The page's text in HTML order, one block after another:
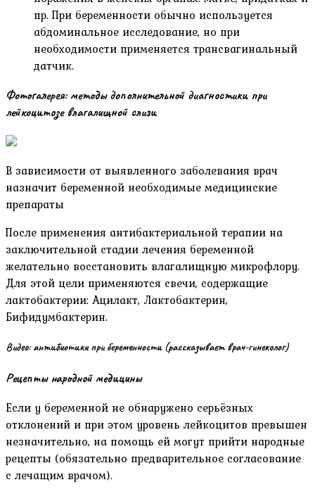
пр. При беременности обычно используется
абдоминальное исследование, но при
необходимости применяется трансвагинальный
датчик.
Фотогалерея: методы дополнительной диагностики при
лейкоцитозе влагалищной слизи
В зависимости от выявленного заболевания врач
назначит беременной необходимые медицинские
препараты
После применения антибактериальной терапии на
заключительной стадии лечения беременной
желательно восстановить влагалищную микрофлору.
Для этой цели применяются свечи, содержащие
лактобактерии: Ацилакт, Лактобактерин,
Бифидумбактерин.
Видео: антибиотики при беременности (рассказывает врач-гинеколог)
Рецепты народной медицины
Если у беременной не обнаружено серьёзных
отклонений и при этом уровень лейкоцитов превышен
незначительно, на помощь ей могут прийти народные
рецепты (обязательно предварительное согласование
с лечащим врачом).